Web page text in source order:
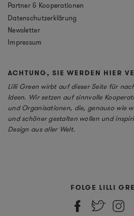
Partner & Kooperationen
Datenschutzerklärung
Newsletter
Impressum
ACHTUNG, SIE WERDEN HIER
Lilli Green wirbt auf dieser Seite für
Ideen. Wir setzen auf sinnvolle
und Organisationen, die, genauso wie
und schöner gestalten wollen und
Design aus aller Welt.
FOLGE LILLI